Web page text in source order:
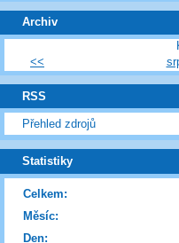
Archiv
<<
RSS
Přehled zdrojů
Statistiky
Celkem:
Měsíc:
Den: